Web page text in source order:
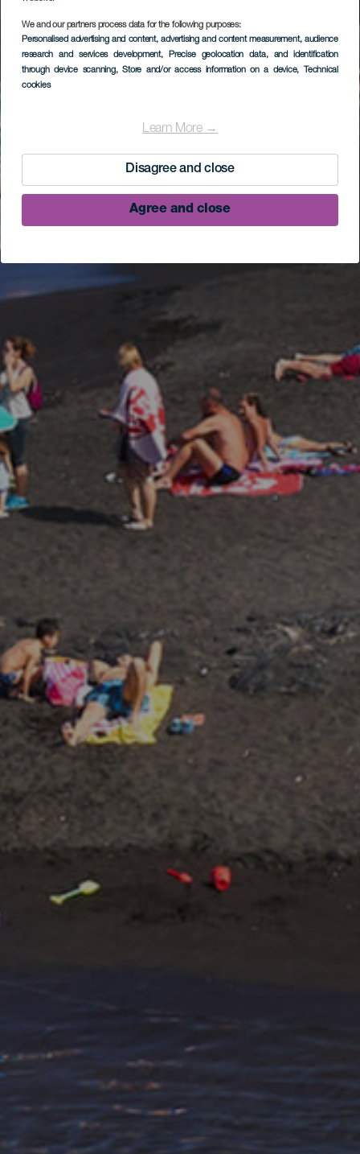
We and our partners process data for the following purposes:
Personalised advertising and content, advertising and content measurement, audience
research and services development, Precise geolocation data, and identification
through device scanning, Store and/or access information on a device, Technical
cookies
Learn More →
Disagree and close
Agree and close